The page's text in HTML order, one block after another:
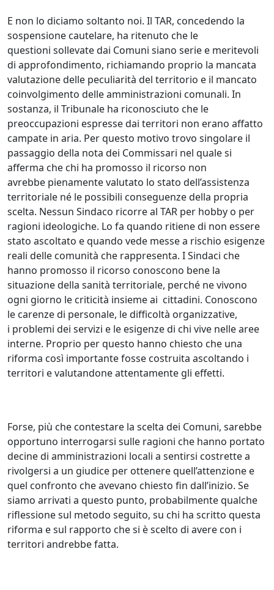
E non lo diciamo soltanto noi. Il TAR, concedendo la
sospensione cautelare, ha ritenuto che le
questioni sollevate dai Comuni siano serie e meritevoli
di approfondimento, richiamando proprio la mancata
valutazione delle peculiarità del territorio e il mancato
coinvolgimento delle amministrazioni comunali. In
sostanza, il Tribunale ha riconosciuto che le
preoccupazioni espresse dai territori non erano affatto
campate in aria. Per questo motivo trovo singolare il
passaggio della nota dei Commissari nel quale si
afferma che chi ha promosso il ricorso non
avrebbe pienamente valutato lo stato dell’assistenza
territoriale né le possibili conseguenze della propria
scelta. Nessun Sindaco ricorre al TAR per hobby o per
ragioni ideologiche. Lo fa quando ritiene di non essere
stato ascoltato e quando vede messe a rischio esigenze
reali delle comunità che rappresenta. I Sindaci che
hanno promosso il ricorso conoscono bene la
situazione della sanità territoriale, perché ne vivono
ogni giorno le criticità insieme ai cittadini. Conoscono
le carenze di personale, le difficoltà organizzative,
i problemi dei servizi e le esigenze di chi vive nelle aree
interne. Proprio per questo hanno chiesto che una
riforma così importante fosse costruita ascoltando i
territori e valutandone attentamente gli effetti.
Forse, più che contestare la scelta dei Comuni, sarebbe
opportuno interrogarsi sulle ragioni che hanno portato
decine di amministrazioni locali a sentirsi costrette a
rivolgersi a un giudice per ottenere quell’attenzione e
quel confronto che avevano chiesto fin dall’inizio. Se
siamo arrivati a questo punto, probabilmente qualche
riflessione sul metodo seguito, su chi ha scritto questa
riforma e sul rapporto che si è scelto di avere con i
territori andrebbe fatta.